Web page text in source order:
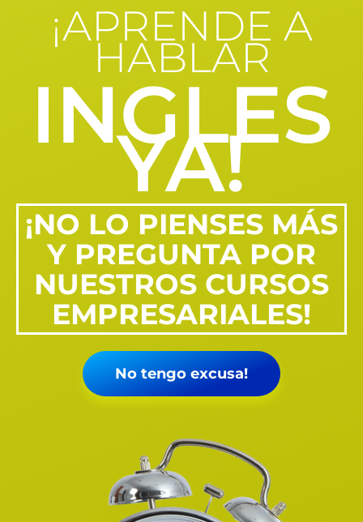
¡APRENDE A
HABLAR
INGLES
YA!
¡NO LO PIENSES MÁS
Y PREGUNTA POR
NUESTROS CURSOS
EMPRESARIALES!
No tengo excusa!